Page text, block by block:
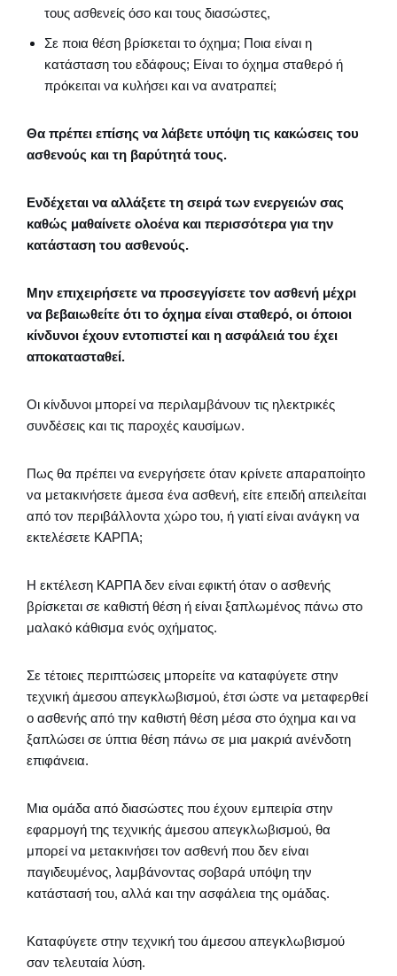
τους ασθενείς όσο και τους διασώστες,
Σε ποια θέση βρίσκεται το όχημα; Ποια είναι η
κατάσταση του εδάφους; Είναι το όχημα σταθερό ή
πρόκειται να κυλήσει και να ανατραπεί;
Θα πρέπει επίσης να λάβετε υπόψη τις κακώσεις του
ασθενούς και τη βαρύτητά τους.
Ενδέχεται να αλλάξετε τη σειρά των ενεργειών σας
καθώς μαθαίνετε ολοένα και περισσότερα για την
κατάσταση του ασθενούς.
Μην επιχειρήσετε να προσεγγίσετε τον ασθενή μέχρι
να βεβαιωθείτε ότι το όχημα είναι σταθερό, οι όποιοι
κίνδυνοι έχουν εντοπιστεί και η ασφάλειά του έχει
αποκατασταθεί.
Οι κίνδυνοι μπορεί να περιλαμβάνουν τις ηλεκτρικές
συνδέσεις και τις παροχές καυσίμων.
Πως θα πρέπει να ενεργήσετε όταν κρίνετε απαραποίητο
να μετακινήσετε άμεσα ένα ασθενή, είτε επειδή απειλείται
από τον περιβάλλοντα χώρο του, ή γιατί είναι ανάγκη να
εκτελέσετε ΚΑΡΠΑ;
Η εκτέλεση ΚΑΡΠΑ δεν είναι εφικτή όταν ο ασθενής
βρίσκεται σε καθιστή θέση ή είναι ξαπλωμένος πάνω στο
μαλακό κάθισμα ενός οχήματος.
Σε τέτοιες περιπτώσεις μπορείτε να καταφύγετε στην
τεχνική άμεσου απεγκλωβισμού, έτσι ώστε να μεταφερθεί
ο ασθενής από την καθιστή θέση μέσα στο όχημα και να
ξαπλώσει σε ύπτια θέση πάνω σε μια μακριά ανένδοτη
επιφάνεια.
Μια ομάδα από διασώστες που έχουν εμπειρία στην
εφαρμογή της τεχνικής άμεσου απεγκλωβισμού, θα
μπορεί να μετακινήσει τον ασθενή που δεν είναι
παγιδευμένος, λαμβάνοντας σοβαρά υπόψη την
κατάστασή του, αλλά και την ασφάλεια της ομάδας.
Καταφύγετε στην τεχνική του άμεσου απεγκλωβισμού
σαν τελευταία λύση.